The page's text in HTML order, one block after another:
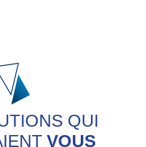
QUI
VOUS